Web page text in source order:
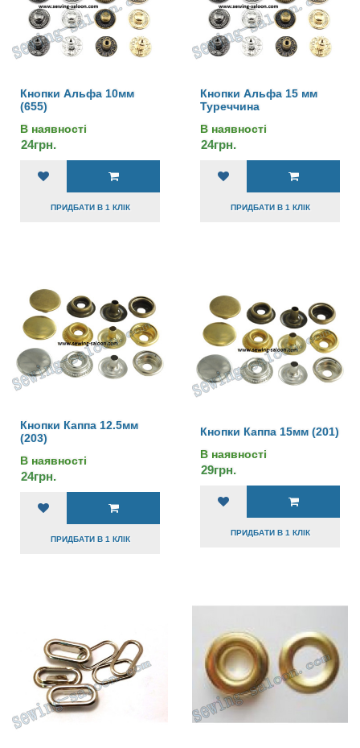
Кнопки Альфа 10мм
(655)
В наявності
24грн.
ПРИДБАТИ В 1 КЛІК
Кнопки Альфа 15 мм
Туреччина
В наявності
24грн.
ПРИДБАТИ В 1 КЛІК
Кнопки Каппа 12.5мм
(203)
В наявності
24грн.
ПРИДБАТИ В 1 КЛІК
Кнопки Каппа 15мм (201)
В наявності
29грн.
ПРИДБАТИ В 1 КЛІК